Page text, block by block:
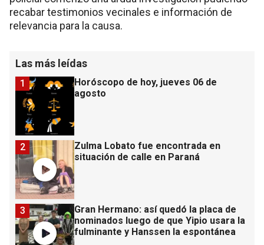
recabar testimonios vecinales e información de
relevancia para la causa.
Las más leídas
Horóscopo de hoy, jueves 06 de
agosto
1
Zulma Lobato fue encontrada en
situación de calle en Paraná
2
Gran Hermano: así quedó la placa de
nominados luego de que Yipio usara la
fulminante y Hanssen la espontánea
3